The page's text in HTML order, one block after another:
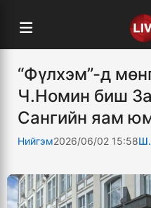
“Фүлхэм”-д
Ч.Номин биш
Сангийн яам
Нийгэм2026/06/02 15:58